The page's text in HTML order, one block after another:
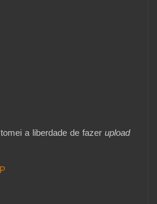
a liberdade de fazer upload